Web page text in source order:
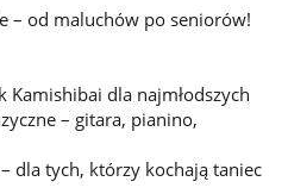
– od maluchów po seniorów!
dla najmłodszych
– gitara, pianino,
dla tych, którzy kochają taniec